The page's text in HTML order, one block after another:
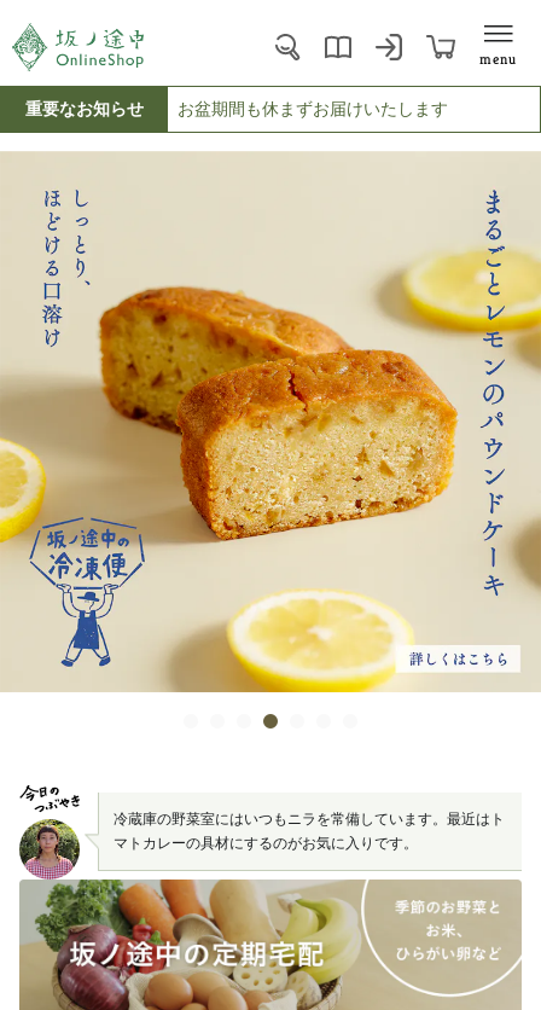
menu
重要なお知らせ お盆期間も休まずお届けいたします
冷蔵庫の野菜室にはいつもニラを常備しています。最近はト
マトカレーの具材にするのがお気に入りです。